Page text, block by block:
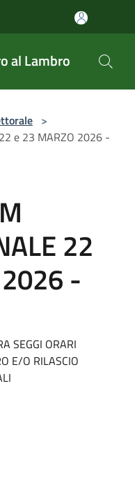
al Lambro
>
e 23 MARZO 2026 -
22
-
SEGGI ORARI
E/O RILASCIO